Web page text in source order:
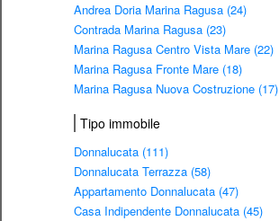
Andrea Doria Marina Ragusa (24)
Contrada Marina Ragusa (23)
Marina Ragusa Centro Vista Mare (22)
Marina Ragusa Fronte Mare (18)
Marina Ragusa Nuova Costruzione (17)
Tipo immobile
Donnalucata (111)
Donnalucata Terrazza (58)
Appartamento Donnalucata (47)
Casa Indipendente Donnalucata (45)